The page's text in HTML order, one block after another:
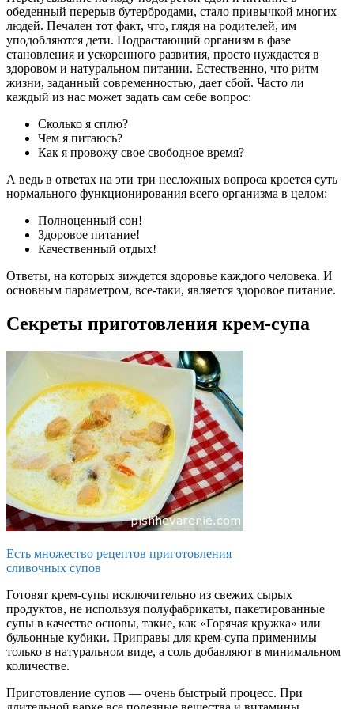
обеденный перерыв бутербродами, стало привычкой многих
людей. Печален тот факт, что, глядя на родителей, им
уподобляются дети. Подрастающий организм в фазе
становления и ускоренного развития, просто нуждается в
здоровом и натуральном питании. Естественно, что ритм
жизни, заданный современностью, дает сбой. Часто ли
каждый из нас может задать сам себе вопрос:
Сколько я сплю?
Чем я питаюсь?
Как я провожу свое свободное время?
А ведь в ответах на эти три несложных вопроса кроется суть
нормального функционирования всего организма в целом:
Полноценный сон!
Здоровое питание!
Качественный отдых!
Ответы, на которых зиждется здоровье каждого человека. И
основным параметром, все-таки, является здоровое питание.
Секреты приготовления крем-супа
Есть множество рецептов приготовления
сливочных супов
Готовят крем-супы исключительно из свежих сырых
продуктов, не используя полуфабрикаты, пакетированные
супы в качестве основы, такие, как «Горячая кружка» или
бульонные кубики. Приправы для крем-супа применимы
только в натуральном виде, а соль добавляют в минимальном
количестве.
Приготовление супов — очень быстрый процесс. При